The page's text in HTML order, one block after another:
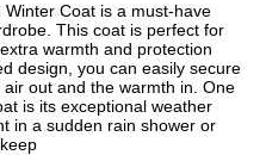
Coat is a must-have
This coat is perfect for
warmth and protection
design, you can easily secure
out and the warmth in. One
is its exceptional weather
in a sudden rain shower or